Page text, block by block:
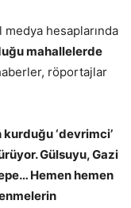
hesaplarında
mahallelerde
röportajlar
‘devrimci’
Gülsuyu, Gazi
Hemen hemen